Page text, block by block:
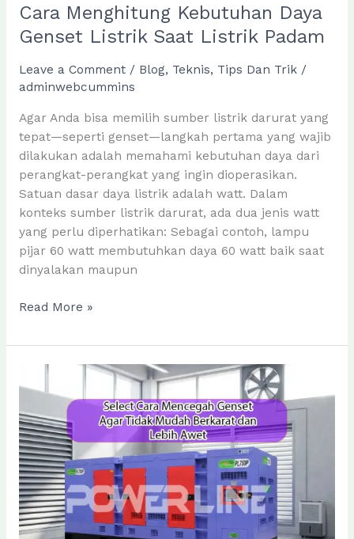
Cara Menghitung Kebutuhan Daya
Genset Listrik Saat Listrik Padam
Leave a Comment / Blog, Teknis, Tips Dan Trik/
adminwebcummins
Agar Anda bisa memilih sumber listrik darurat yang
tepat—seperti genset—langkah pertama yang wajib
dilakukan adalah memahami kebutuhan daya dari
perangkat-perangkat yang ingin dioperasikan.
Satuan dasar daya listrik adalah watt. Dalam
konteks sumber listrik darurat, ada dua jenis watt
yang perlu diperhatikan: Sebagai contoh, lampu
pijar 60 watt membutuhkan daya 60 watt baik saat
dinyalakan maupun
Cara
Kebutuhan
Daya
Genset
Saat
Listrik
Padam
Read More »